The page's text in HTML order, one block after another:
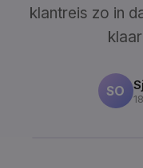
klantreis zo in
SO